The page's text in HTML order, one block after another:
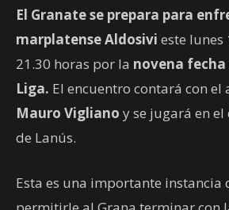
El Granate se prepara para
marplatense Aldosivi este lunes
21.30 horas por la novena fecha
Liga. El encuentro contará con
Mauro Vigliano y se jugará en
de Lanús.
Esta es una importante instancia